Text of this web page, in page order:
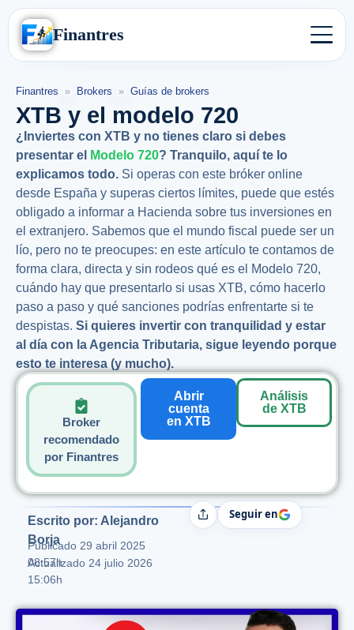
Finantres
Finantres » Brokers » Guías de brokers
XTB y el modelo 720
¿Inviertes con XTB y no tienes claro si debes
presentar el
Modelo 720? Tranquilo, aquí te lo
explicamos todo. Si operas con este bróker online
desde España y superas ciertos límites, puede que estés
obligado a informar a Hacienda sobre tus inversiones en
el extranjero. Sabemos que el mundo fiscal puede ser un
lío, pero no te preocupes: en este artículo te contamos de
forma clara, directa y sin rodeos qué es el Modelo 720,
cuándo hay que presentarlo si usas XTB, cómo hacerlo
paso a paso y qué sanciones podrías enfrentarte si te
despistas. Si quieres invertir con tranquilidad y estar
al día con la Agencia Tributaria, sigue leyendo porque
esto te interesa (y mucho).
Broker
recomendado
por Finantres
Abrir
cuenta
en XTB
Análisis
de XTB
Escrito por: Alejandro
Borja
Publicado 29 abril 2025
08:57h
Actualizado 24 julio 2026
15:06h
CompartirSeguir en